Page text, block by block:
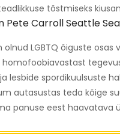
tõstmiseks
Pete Carroll Seattle
olnud LGBTQ õiguste osas
homofoobiavastast
lesbide spordikuulsuste
autasustas teda kõige
panuse eest haavatava